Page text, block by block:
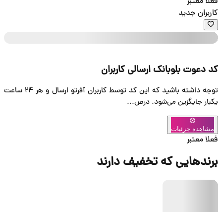
توجه داشته باشید که این کد توسط کاربران آفرتو ارسال و هر 24 ساعت